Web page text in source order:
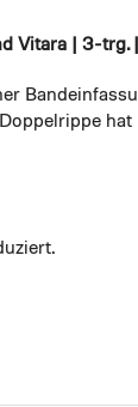
Vitara | 3-trg.